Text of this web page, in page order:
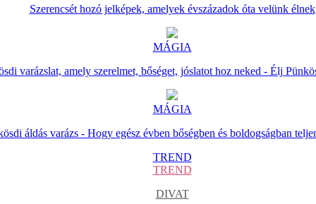
Szerencsét hozó jelképek, amelyek évszázadok óta velünk élnek
MÁGIA
varázslat, amely szerelmet, bőséget, jóslatot hoz neked - Élj
MÁGIA
áldás varázs - Hogy egész évben bőségben és boldogságban
TREND
TREND
DIVAT